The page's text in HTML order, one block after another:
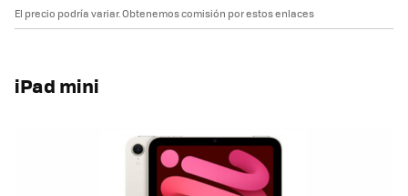
El precio podría variar. Obtenemos comisión por estos enlaces
iPad mini